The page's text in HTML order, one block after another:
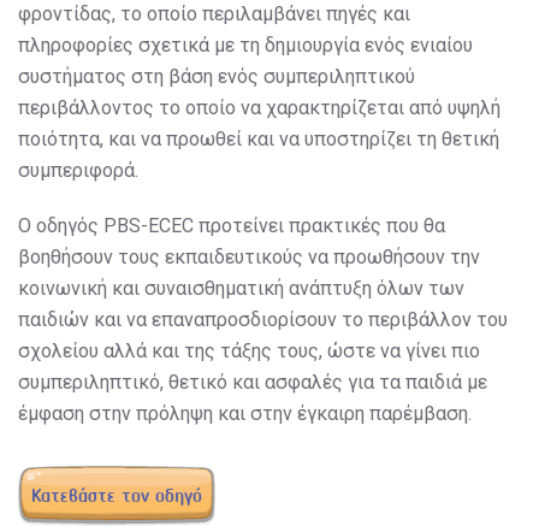
φροντίδας, το οποίο περιλαμβάνει πηγές και
πληροφορίες σχετικά με τη δημιουργία ενός ενιαίου
συστήματος στη βάση ενός συμπεριληπτικού
περιβάλλοντος το οποίο να χαρακτηρίζεται από υψηλή
ποιότητα, και να προωθεί και να υποστηρίζει τη θετική
συμπεριφορά.
Ο οδηγός PBS-ECEC προτείνει πρακτικές που θα
βοηθήσουν τους εκπαιδευτικούς να προωθήσουν την
κοινωνική και συναισθηματική ανάπτυξη όλων των
παιδιών και να επαναπροσδιορίσουν το περιβάλλον του
σχολείου αλλά και της τάξης τους, ώστε να γίνει πιο
συμπεριληπτικό, θετικό και ασφαλές για τα παιδιά με
έμφαση στην πρόληψη και στην έγκαιρη παρέμβαση.
Κατεβάστε τον οδηγό